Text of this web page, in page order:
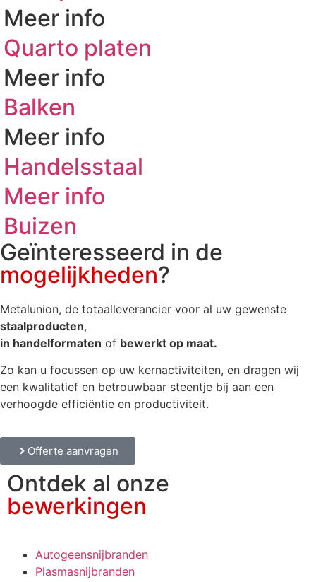
Meer info
Quarto platen
Meer info
Balken
Meer info
Handelsstaal
Meer info
Buizen
Geïnteresseerd in de
mogelijkheden?
Metalunion, de totaalleverancier voor al uw gewenste
staalproducten,
in handelformaten of bewerkt op maat.
Zo kan u focussen op uw kernactiviteiten, en dragen wij
een kwalitatief en betrouwbaar steentje bij aan een
verhoogde efficiëntie en productiviteit.
Offerte aanvragen
Ontdek al onze
bewerkingen
Autogeensnijbranden
Plasmasnijbranden